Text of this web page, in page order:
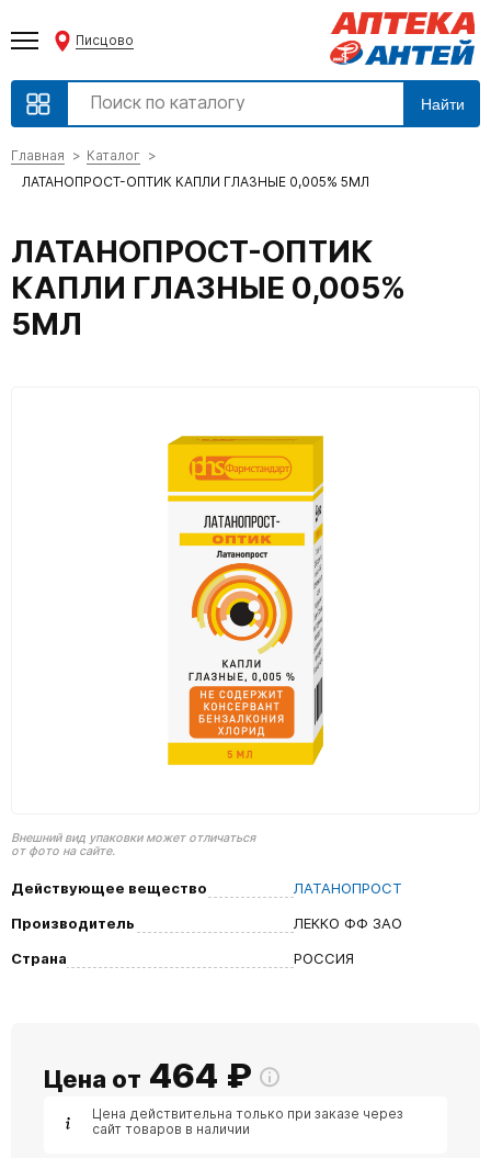
Писцово
Найти
Главная
Каталог
ЛАТАНОПРОСТ-ОПТИК КАПЛИ ГЛАЗНЫЕ 0,005% 5МЛ
ЛАТАНОПРОСТ-ОПТИК
КАПЛИ ГЛАЗНЫЕ 0,005%
5МЛ
Внешний вид упаковки может отличаться
от фото на сайте.
Действующее вещество
ЛАТАНОПРОСТ
Производитель
ЛЕККО ФФ ЗАО
Страна
РОССИЯ
Цена от 464 ₽
Цена действительна только при заказе через
сайт товаров в наличии